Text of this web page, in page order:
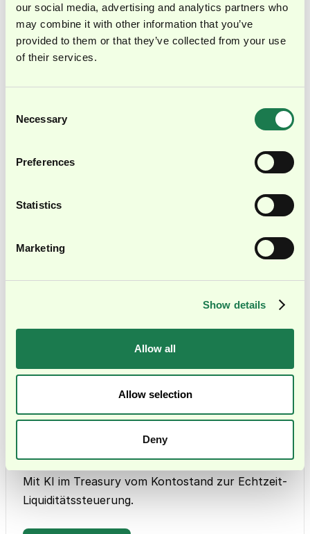
our social media, advertising and analytics partners who
may combine it with other information that you’ve
provided to them or that they’ve collected from your use
of their services.
Selection
Necessary
Preferences
Statistics
Marketing
Show details
Allow all
Allow selection
Deny
Gespräch vereinbaren
Leitfaden - Investoren-Reporting auf
Do's und Don'ts, Best-Practice-Struktur und
Reporting auf PE-Niveau. Kostenlos für CFOs
Zu den Downloads→
Weitere Ressourcen
PODCAST
Was kann modernes Treasury leisten?
Mit André Reimers von Embat
Mit KI im Treasury vom Kontostand zur Echtzeit-
Liquiditätssteuerung.